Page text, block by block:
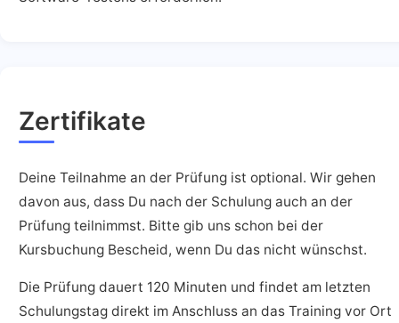
Zertifikate
Deine Teilnahme an der Prüfung ist optional. Wir gehen
davon aus, dass Du nach der Schulung auch an der
Prüfung teilnimmst. Bitte gib uns schon bei der
Kursbuchung Bescheid, wenn Du das nicht wünschst.
Die Prüfung dauert 120 Minuten und findet am letzten
Schulungstag direkt im Anschluss an das Training vor Ort